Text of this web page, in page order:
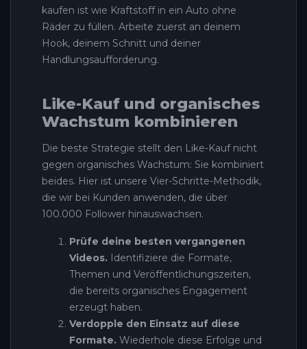
kaufen ist wie Kraftstoff in ein Auto ohne
Räder zu füllen. Arbeite zuerst an deinem
Hook, deinem Schnitt und deiner
Handlungsaufforderung.
Like-Kauf und organisches
Wachstum kombinieren
Die beste Strategie stellt den Like-Kauf nicht
gegen organisches Wachstum: Sie kombiniert
beides. Hier ist unsere Vier-Schritte-Methodik,
die wir bei Kunden anwenden, die über
100.000 Follower hinauswachsen.
Prüfe deine besten vergangenen
Videos. Identifiziere die Formate,
Themen und Veröffentlichungszeiten,
die bereits organisches Engagement
erzeugt haben.
Verdopple den Einsatz auf diese
Formate. Wiederhole diese Erfolge und